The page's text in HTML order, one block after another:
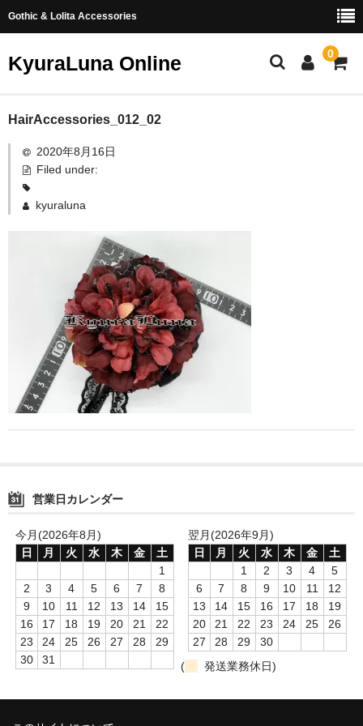
Gothic & Lolita Accessories
KyuraLuna Online 0
ホーム
新商品
ヘアアクセサリー
イヤリング・ピアス
つまみ細工
お問い合わせ
HairAccessories_012_02
2020年8月16日
Filed under:
kyuraluna
営業日カレンダー
今月(2026年8月)
日
月 火 水 木 金
土
1
2
3 4 5 6 7
8
9
10 11 12 13 14
15
16
17 18 19 20 21
22
23
24 25 26 27 28
29
30
31
翌月(2026年9月)
日
月 火 水 木 金
土
1
2 3 4
5
6
7 8 9 10 11
12
13
14 15 16 17 18
19
20
21 22 23 24 25
26
27
28 29
30
(
発送業務休日)